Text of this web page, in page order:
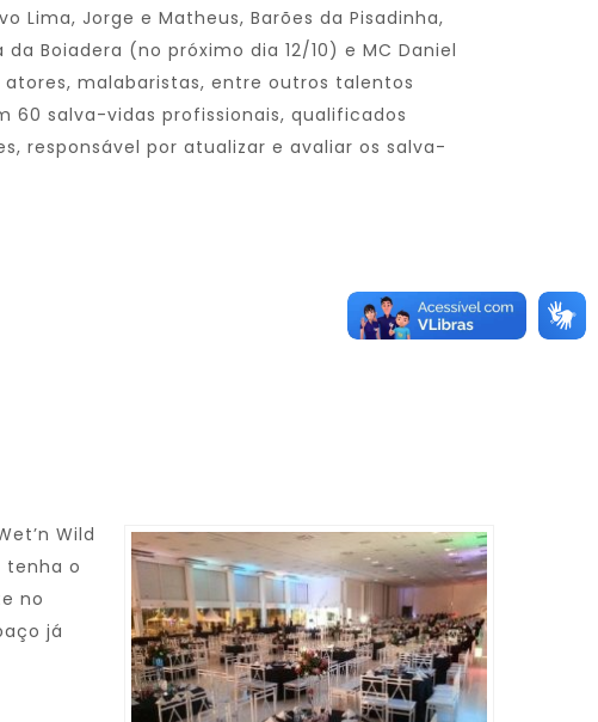
Lima, Jorge e Matheus, Barões da Pisadinha,
Boiadera (no próximo dia 12/10) e MC Daniel
malabaristas, entre outros talentos
salva-vidas profissionais, qualificados
responsável por atualizar e avaliar os salva-
Wild
tenha o
no
já